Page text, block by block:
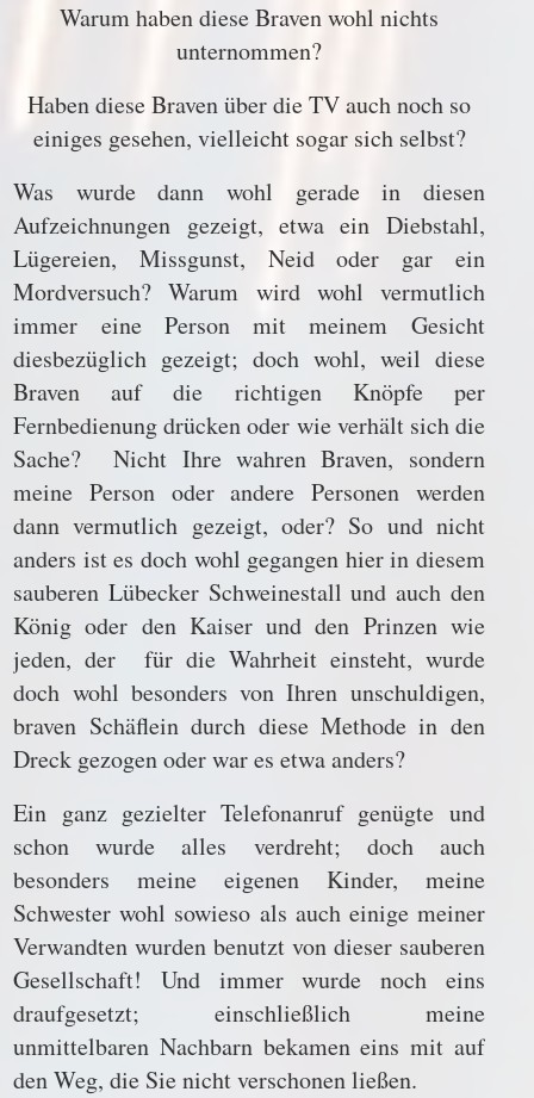
Warum haben diese Braven wohl nichts
unternommen?
Haben diese Braven über die TV auch noch so
einiges gesehen, vielleicht sogar sich selbst?
Was wurde dann wohl gerade in diesen
Aufzeichnungen gezeigt, etwa ein Diebstahl,
Lügereien, Missgunst, Neid oder gar ein
Mordversuch? Warum wird wohl vermutlich
immer eine Person mit meinem Gesicht
diesbezüglich gezeigt; doch wohl, weil diese
Braven auf die richtigen Knöpfe per
Fernbedienung drücken oder wie verhält sich die
Sache? Nicht Ihre wahren Braven, sondern
meine Person oder andere Personen werden
dann vermutlich gezeigt, oder? So und nicht
anders ist es doch wohl gegangen hier in diesem
sauberen Lübecker Schweinestall und auch den
König oder den Kaiser und den Prinzen wie
jeden, der für die Wahrheit einsteht, wurde
doch wohl besonders von Ihren unschuldigen,
braven Schäflein durch diese Methode in den
Dreck gezogen oder war es etwa anders?
Ein ganz gezielter Telefonanruf genügte und
schon wurde alles verdreht; doch auch
besonders meine eigenen Kinder, meine
Schwester wohl sowieso als auch einige meiner
Verwandten wurden benutzt von dieser sauberen
Gesellschaft! Und immer wurde noch eins
draufgesetzt; einschließlich meine
unmittelbaren Nachbarn bekamen eins mit auf
den Weg, die Sie nicht verschonen ließen.